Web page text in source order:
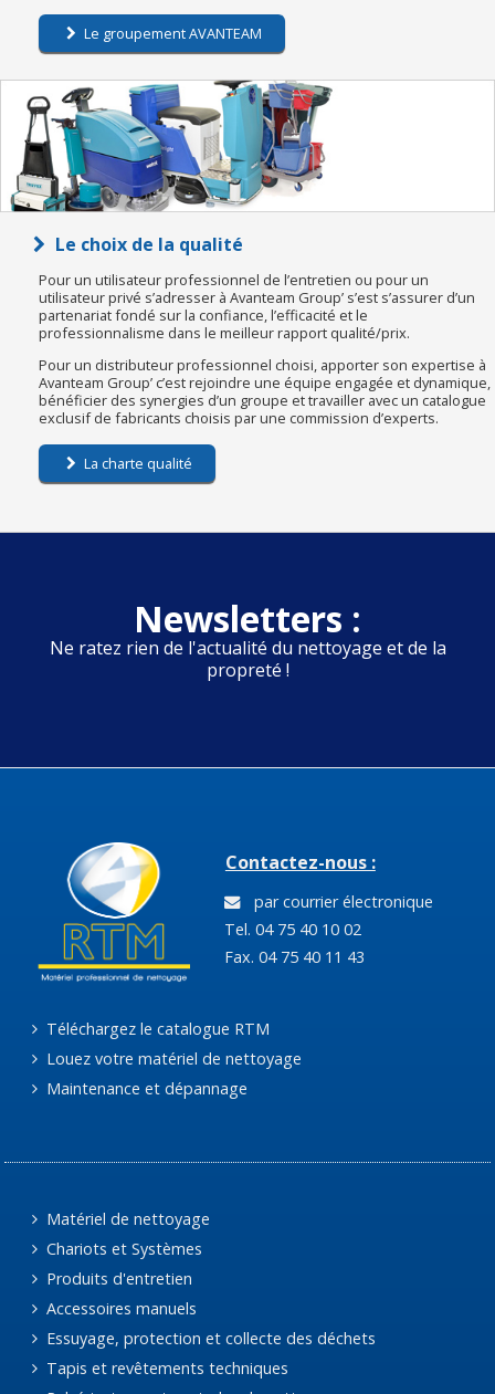
Le groupement AVANTEAM
Le choix de la qualité
Pour un utilisateur professionnel de l’entretien ou pour un
utilisateur privé s’adresser à Avanteam Group’ s’est s’assurer d’un
partenariat fondé sur la confiance, l’efficacité et le
professionnalisme dans le meilleur rapport qualité/prix.
Pour un distributeur professionnel choisi, apporter son expertise à
Avanteam Group’ c’est rejoindre une équipe engagée et dynamique,
bénéficier des synergies d’un groupe et travailler avec un catalogue
exclusif de fabricants choisis par une commission d’experts.
La charte qualité
Newsletters :
Ne ratez rien de l'actualité du nettoyage et de la
propreté !
Contactez-nous :
par courrier électronique
Tel. 04 75 40 10 02
Fax. 04 75 40 11 43
Téléchargez le catalogue RTM
Louez votre matériel de nettoyage
Maintenance et dépannage
Matériel de nettoyage
Chariots et Systèmes
Produits d'entretien
Accessoires manuels
Essuyage, protection et collecte des déchets
Tapis et revêtements techniques